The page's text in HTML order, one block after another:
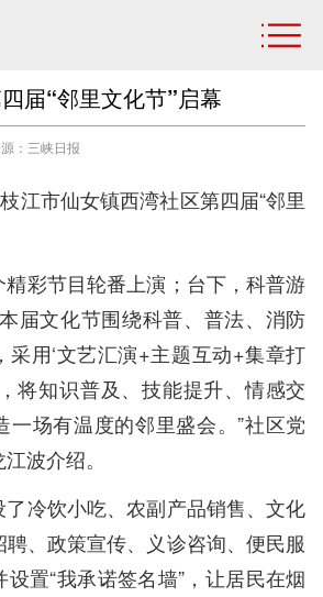
届“邻里文化节”启幕
：三峡日报
江市仙女镇西湾社区第四届“邻里
精彩节目轮番上演；台下，科普游
届文化节围绕科普、普法、消防
采用‘文艺汇演+主题互动+集章打
将知识普及、技能提升、情感交
一场有温度的邻里盛会。”社区党
波介绍。
冷饮小吃、农副产品销售、文化
、政策宣传、义诊咨询、便民服
置“我承诺签名墙”，让居民在烟